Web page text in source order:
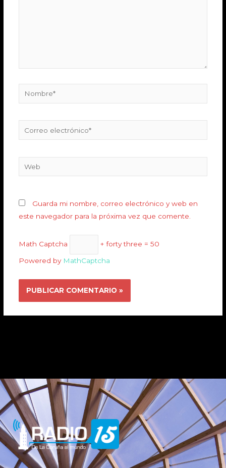
Guarda mi nombre, correo electrónico y web en
este navegador para la próxima vez que comente.
Math Captcha + forty three = 50
Powered by MathCaptcha